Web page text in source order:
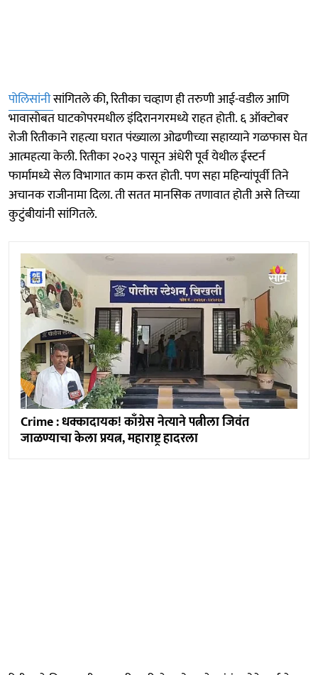
पोलिसांनीसांगितले की, रितीका चव्हाण ही तरुणी आई-वडील आणि
भावासोबत घाटकोपरमधील इंदिरानगरमध्ये राहत होती. ६ ऑक्टोबर
रोजी रितीकाने राहत्या घरात पंख्याला ओढणीच्या सहाय्याने गळफास घेत
आत्महत्या केली. रितीका २०२३ पासून अंधेरी पूर्व येथील ईस्टर्न
फार्मामध्ये सेल विभागात काम करत होती. पण सहा महिन्यांपूर्वी तिने
अचानक राजीनामा दिला. ती सतत मानसिक तणावात होती असे तिच्या
कुटुंबीयांनी सांगितले.
Crime : धक्कादायक! काँग्रेस नेत्याने पत्नीला जिवंत
जाळण्याचा केला प्रयत्न, महाराष्ट्र हादरला